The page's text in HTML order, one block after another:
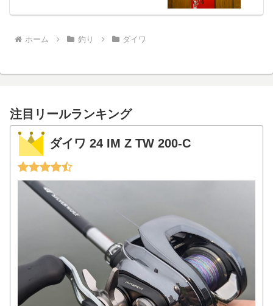
ホーム 釣り ダイワ
注目リールランキング
ダイワ 24 IM Z TW 200-C